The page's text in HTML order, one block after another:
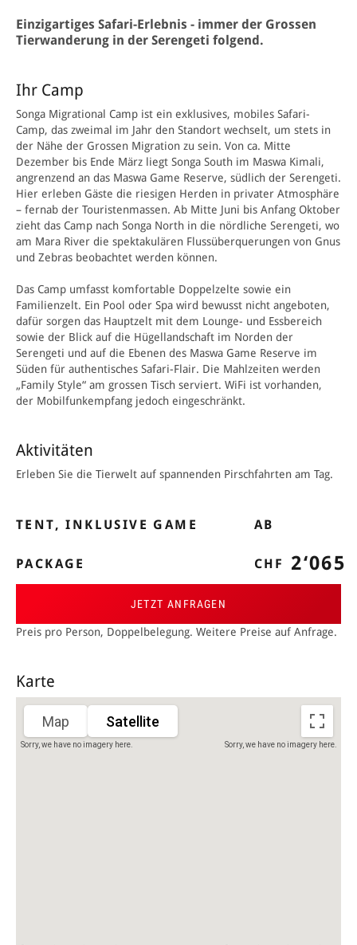
Einzigartiges Safari-Erlebnis - immer der Grossen
Tierwanderung in der Serengeti folgend.
Ihr Camp
Songa Migrational Camp ist ein exklusives, mobiles Safari-
Camp, das zweimal im Jahr den Standort wechselt, um stets in
der Nähe der Grossen Migration zu sein. Von ca. Mitte
Dezember bis Ende März liegt Songa South im Maswa Kimali,
angrenzend an das Maswa Game Reserve, südlich der Serengeti.
Hier erleben Gäste die riesigen Herden in privater Atmosphäre
– fernab der Touristenmassen. Ab Mitte Juni bis Anfang Oktober
zieht das Camp nach Songa North in die nördliche Serengeti, wo
am Mara River die spektakulären Flussüberquerungen von Gnus
und Zebras beobachtet werden können.
Das Camp umfasst komfortable Doppelzelte sowie ein
Familienzelt. Ein Pool oder Spa wird bewusst nicht angeboten,
dafür sorgen das Hauptzelt mit dem Lounge- und Essbereich
sowie der Blick auf die Hügellandschaft im Norden der
Serengeti und auf die Ebenen des Maswa Game Reserve im
Süden für authentisches Safari-Flair. Die Mahlzeiten werden
„Family Style“ am grossen Tisch serviert. WiFi ist vorhanden,
der Mobilfunkempfang jedoch eingeschränkt.
Aktivitäten
Erleben Sie die Tierwelt auf spannenden Pirschfahrten am Tag.
TENT, INKLUSIVE GAME
PACKAGE
AB
CHF 2‘065
JETZT ANFRAGEN
Preis pro Person, Doppelbelegung. Weitere Preise auf Anfrage.
Karte
Sorry, we have no imagery here.
Sorry, we have no imagery here.
Map Satellite